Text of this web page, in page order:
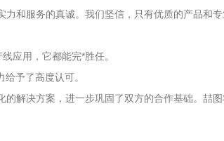
和服务的真诚。我们坚信，只有优质的产品和
应用，它都能完*胜任。
予了高度认可。
解决方案，进一步巩固了双方的合作基础。喆